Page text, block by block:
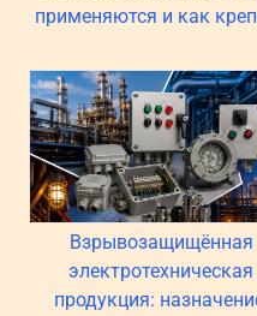
применяются и как
Взрывозащищённая
электротехническая
продукция: